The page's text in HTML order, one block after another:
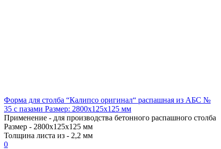
Форма для столба “Калипсо оригинал“ распашная из АБС №
35 с пазами Размер: 2800х125х125 мм
Применение - для производства бетонного распашного столба
Размер - 2800х125х125 мм
Толщина листа из - 2,2 мм
0